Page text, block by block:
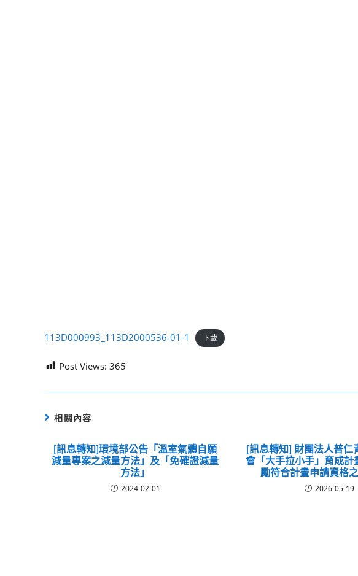
113D000993_113D2000536-01-1 下載
Post Views: 365
相關內容
[訊息轉知]環境部公告「溫室氣體自願
減量專案之減量方法」及「免確證減量
方法」
2024-02-01
[訊息轉知] 財團法人普仁
會「大手拉小手」育成計
勵符合計畫申請資格
2026-05-19